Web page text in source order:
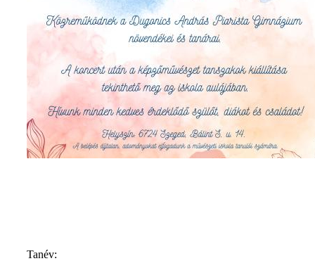
Tanév: